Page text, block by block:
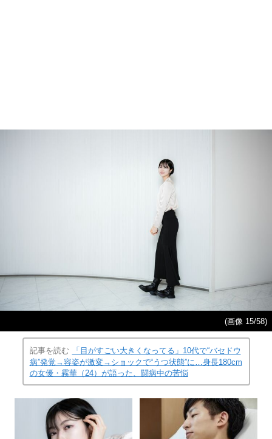
(画像 15/58)
記事を読む
「目がすごい大きくなってる」10代で“バセドウ
病”発覚→容姿が激変→ショックで“うつ状態”に…身長180cm
の女優・霧華（24）が語った、闘病中の苦悩